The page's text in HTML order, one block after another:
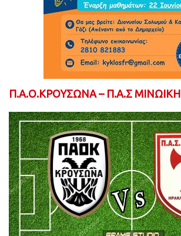
Π.Α.Ο.ΚΡΟΥΣΩΝΑ – Π.Α.Σ ΜΙΝΩΙΚΗ